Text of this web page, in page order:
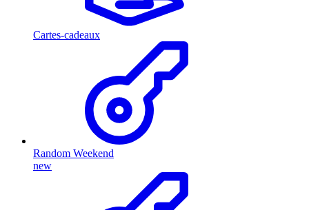
Cartes-cadeaux
Random Weekend
new